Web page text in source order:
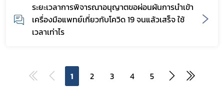
ระยะเวลาการพิจารณาอนุญาตขอผ่อนผันการนำเข้า
เครื่องมือแพทย์เกี่ยวกับโควิด 19 จนแล้วเสร็จ ใช้
เวลาเท่าไร
1 2 3 4 5